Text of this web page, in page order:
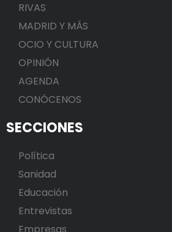
RIVAS
MADRID Y MÁS
OCIO Y CULTURA
OPINIÓN
AGENDA
CONÓCENOS
SECCIONES
Política
Sanidad
Educación
Entrevistas